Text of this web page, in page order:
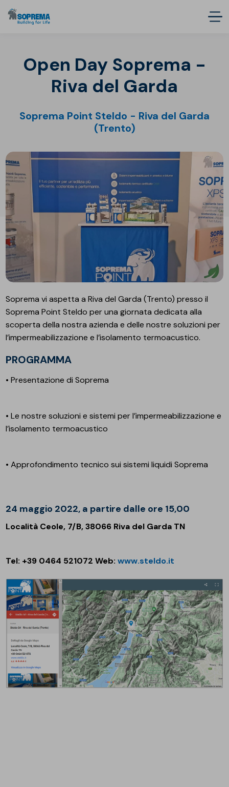
Open Day Soprema -
Riva del Garda
Soprema Point Steldo - Riva del Garda
(Trento)
Soprema vi aspetta a Riva del Garda (Trento) presso il
Soprema Point Steldo per una giornata dedicata alla
scoperta della nostra azienda e delle nostre soluzioni per
l’impermeabilizzazione e l’isolamento termoacustico.
PROGRAMMA
• Presentazione di Soprema
• Le nostre soluzioni e sistemi per l’impermeabilizzazione e
l’isolamento termoacustico
• Approfondimento tecnico sui sistemi liquidi Soprema
24 maggio 2022, a partire dalle ore 15,00
Località Ceole, 7/B, 38066 Riva del Garda TN
Tel: +39 0464 521072 Web:www.steldo.it